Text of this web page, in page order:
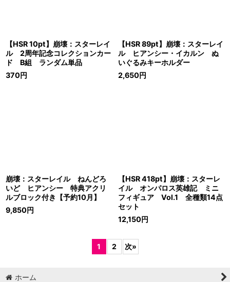
【HSR 10pt】崩壊：スターレイ
ル 2周年記念コレクションカー
ド B組 ランダム単品
370円
【HSR 89pt】崩壊：スターレイ
ル ヒアンシー・イカルン ぬ
いぐるみキーホルダー
2,650円
崩壊：スターレイル ねんどろ
いど ヒアンシー 特典アクリ
ルブロック付き【予約10月】
9,850円
【HSR 418pt】崩壊：スターレ
イル オンパロス英雄記 ミニ
フィギュア Vol.1 全種類14点
セット
12,150円
1 2 次»
ホーム